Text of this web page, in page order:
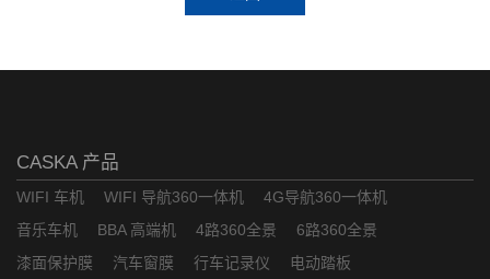
CASKA 产品
WIFI 车机 WIFI 导航360一体机
4G导航360一体机
音乐车机
BBA 高端机 4路360全景
6路360全景
漆面保护膜
汽车窗膜 行车记录仪
电动踏板